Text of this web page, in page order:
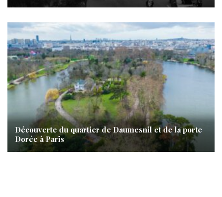
Découverte du quartier de Daumesnil et de la porte
Dorée à Paris